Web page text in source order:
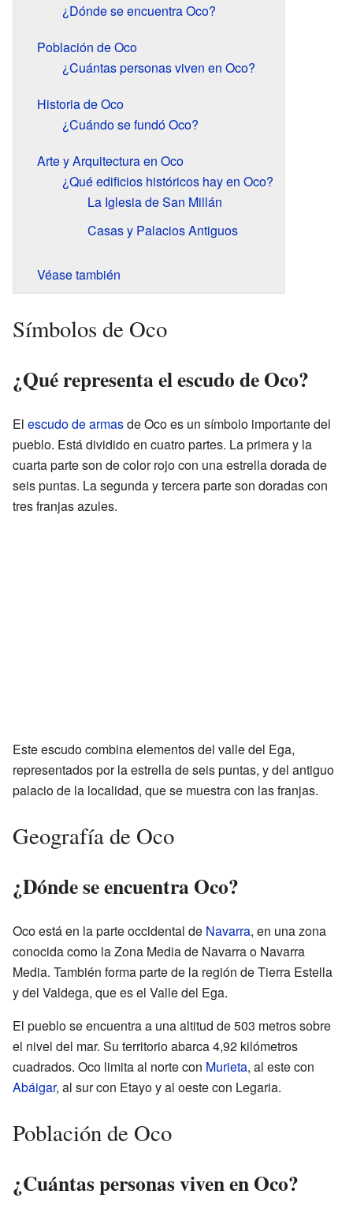
¿Dónde se encuentra Oco?
Población de Oco
¿Cuántas personas viven en Oco?
Historia de Oco
¿Cuándo se fundó Oco?
Arte y Arquitectura en Oco
¿Qué edificios históricos hay en Oco?
La Iglesia de San Millán
Casas y Palacios Antiguos
Véase también
Símbolos de Oco
¿Qué representa el escudo de Oco?
El escudo de armasde Oco es un símbolo importante del
pueblo. Está dividido en cuatro partes. La primera y la
cuarta parte son de color rojo con una estrella dorada de
seis puntas. La segunda y tercera parte son doradas con
tres franjas azules.
Este escudo combina elementos del valle del Ega,
representados por la estrella de seis puntas, y del antiguo
palacio de la localidad, que se muestra con las franjas.
Geografía de Oco
¿Dónde se encuentra Oco?
Oco está en la parte occidental de Navarra, en una zona
conocida como la Zona Media de Navarra o Navarra
Media. También forma parte de la región de Tierra Estella
y del Valdega, que es el Valle del Ega.
El pueblo se encuentra a una altitud de 503 metros sobre
el nivel del mar. Su territorio abarca 4,92 kilómetros
cuadrados. Oco limita al norte con Murieta, al este con
Abáigar, al sur con Etayo y al oeste con Legaria.
Población de Oco
¿Cuántas personas viven en Oco?